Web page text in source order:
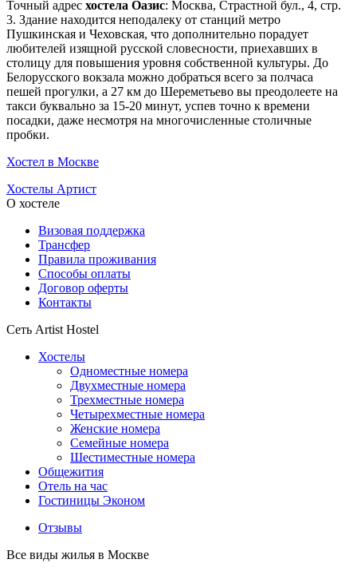
Точный адрес хостела Оазис: Москва, Страстной бул., 4, стр.
3. Здание находится неподалеку от станций метро
Пушкинская и Чеховская, что дополнительно порадует
любителей изящной русской словесности, приехавших в
столицу для повышения уровня собственной культуры. До
Белорусского вокзала можно добраться всего за полчаса
пешей прогулки, а 27 км до Шереметьево вы преодолеете на
такси буквально за 15-20 минут, успев точно к времени
посадки, даже несмотря на многочисленные столичные
пробки.
Хостел в Москве
Хостелы Артист
О хостеле
Визовая поддержка
Трансфер
Правила проживания
Способы оплаты
Договор оферты
Контакты
Сеть Artist Hostel
Хостелы
Одноместные номера
Двухместные номера
Трехместные номера
Четырехместные номера
Женские номера
Семейные номера
Шестиместные номера
Общежития
Отель на час
Гостиницы Эконом
Отзывы
Все виды жилья в Москве